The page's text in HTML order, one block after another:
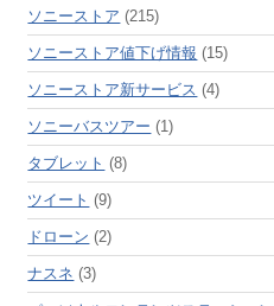
ソニーストア (215)
ソニーストア値下げ情報 (15)
ソニーストア新サービス (4)
ソニーバスツアー (1)
タブレット (8)
ツイート (9)
ドローン (2)
ナスネ (3)